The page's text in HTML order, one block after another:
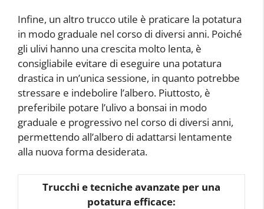
Infine, un altro trucco utile è praticare la potatura
in modo graduale nel corso di diversi anni. Poiché
gli ulivi hanno una crescita molto lenta, è
consigliabile evitare di eseguire una potatura
drastica in un’unica sessione, in quanto potrebbe
stressare e indebolire l’albero. Piuttosto, è
preferibile potare l’ulivo a bonsai in modo
graduale e progressivo nel corso di diversi anni,
permettendo all’albero di adattarsi lentamente
alla nuova forma desiderata.
Trucchi e tecniche avanzate per una
potatura efficace: